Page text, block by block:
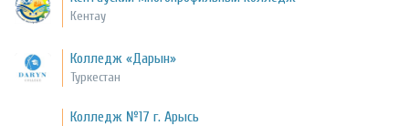
Кентау
Колледж «Дарын»
Туркестан
Колледж №17 г. Арысь